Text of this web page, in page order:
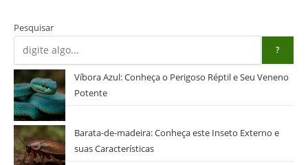
Pesquisar
?
Víbora Azul: Conheça o Perigoso Réptil e Seu Veneno
Potente
Barata-de-madeira: Conheça este Inseto Externo e
suas Características